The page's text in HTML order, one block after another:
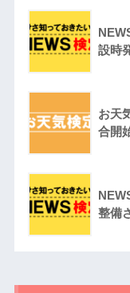
設時
お天
合開
整備